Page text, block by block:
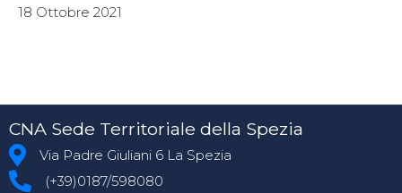
18 Ottobre 2021
CNA Sede Territoriale della Spezia
Via Padre Giuliani 6 La Spezia
(+39)0187/598080